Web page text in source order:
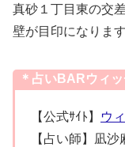
真砂１丁目東の交
壁が目印になります
＊占いBARウィ
【公式ｻｲﾄ】
ウ
【占い師】凪沙